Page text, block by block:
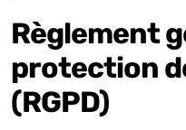
Règlement
protection
(RGPD)